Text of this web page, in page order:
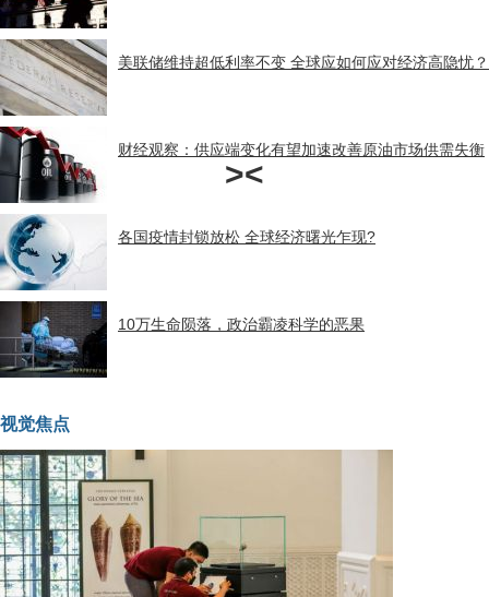
美联储维持超低利率不变 全球应如何应对经济高隐忧？
财经观察：供应端变化有望加速改善原油市场供需失衡
各国疫情封锁放松 全球经济曙光乍现?
10万生命陨落，政治霸凌科学的恶果
视觉焦点
<
>